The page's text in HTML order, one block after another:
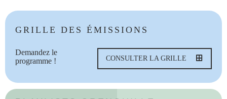
GRILLE DES ÉMISSIONS
Demandez le
programme !
CONSULTER LA GRILLE